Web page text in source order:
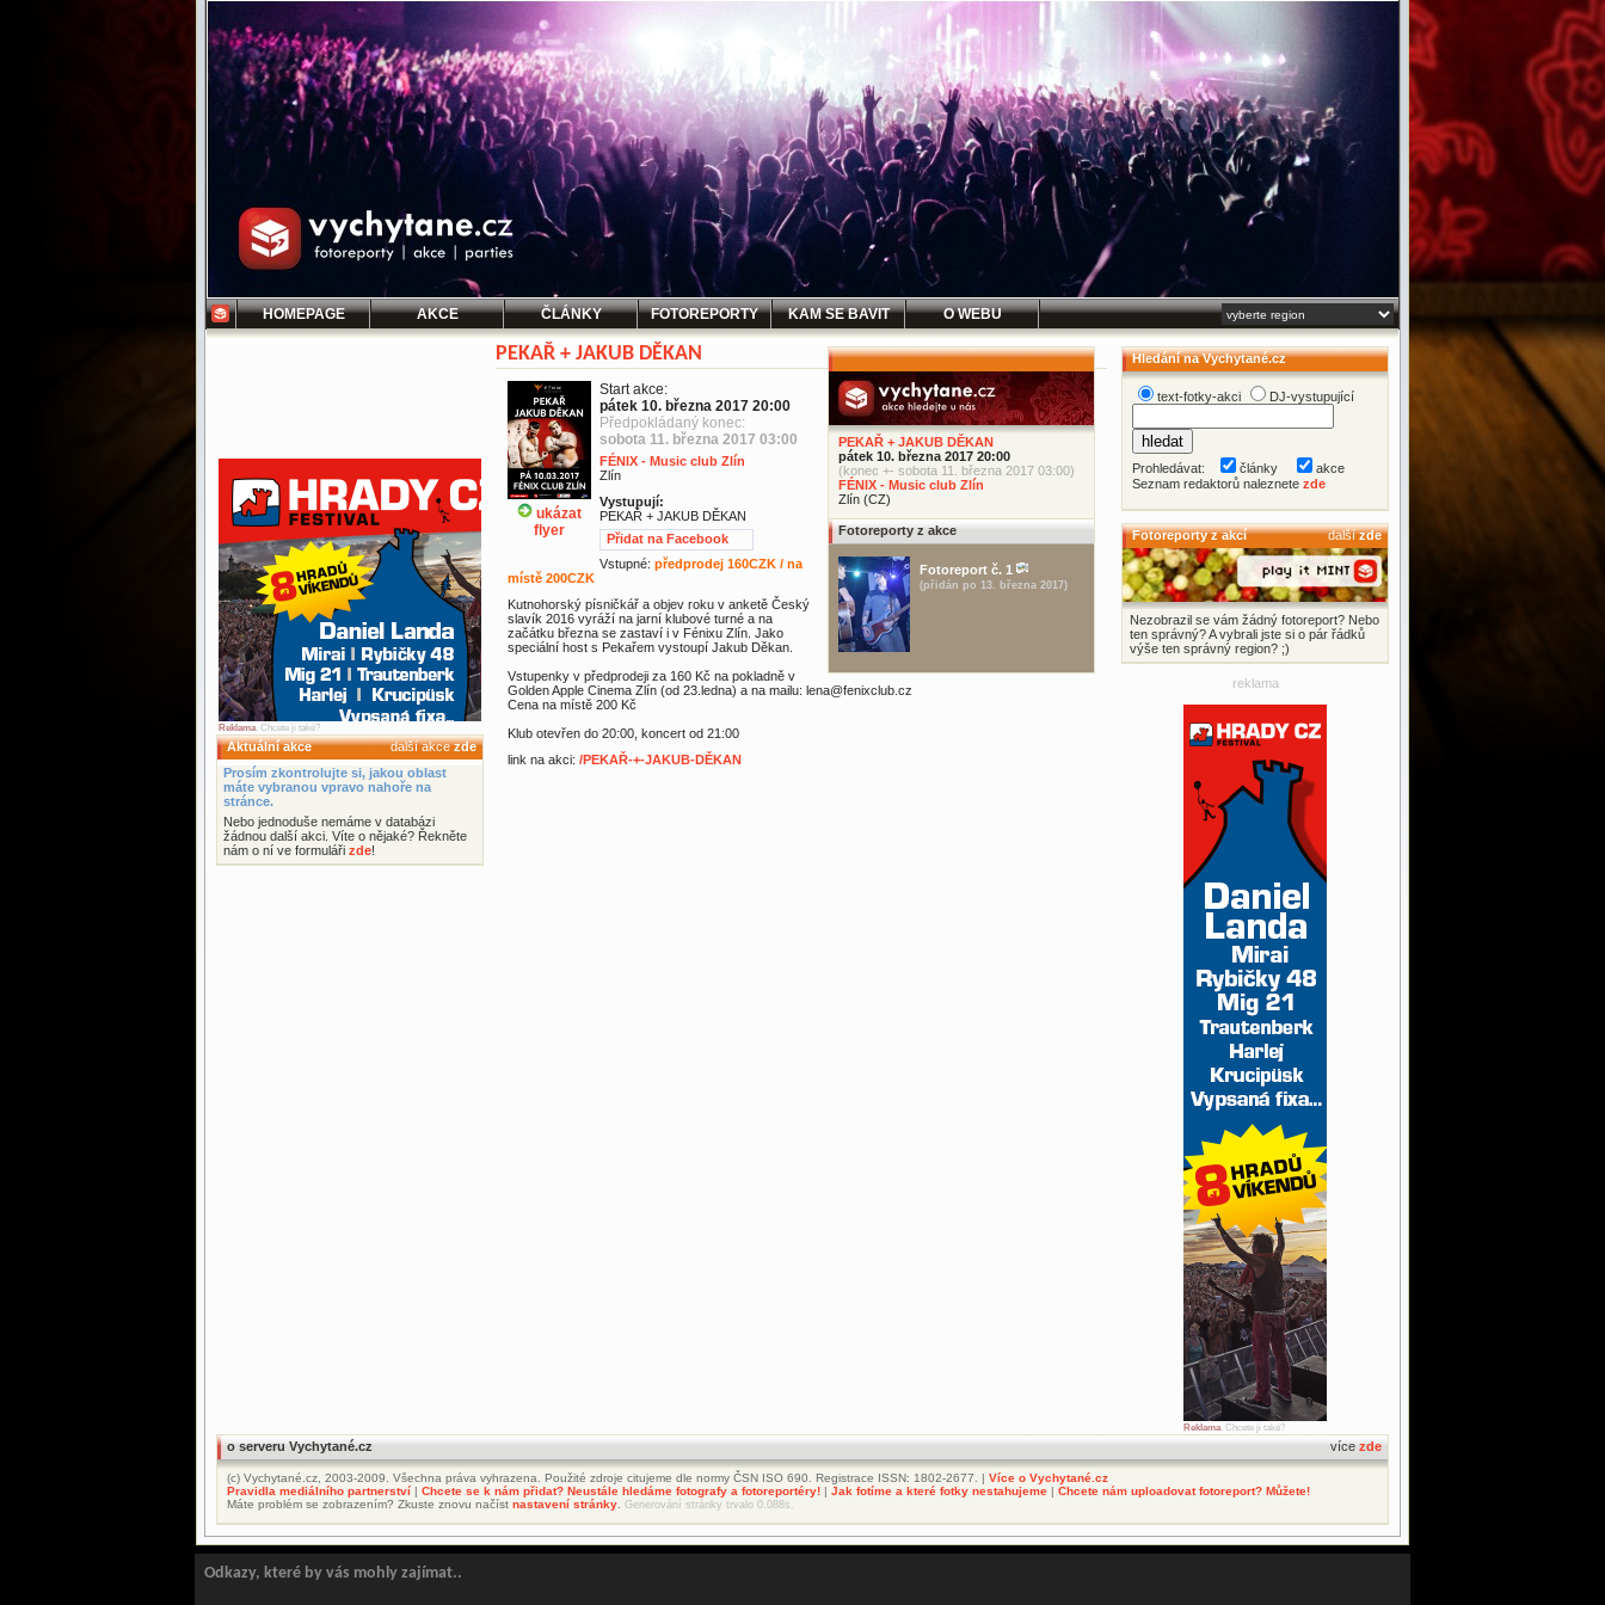
HOMEPAGE AKCE ČLÁNKY FOTOREPORTY KAM SE BAVIT O WEBU
Reklama. Chcete ji také?
Aktuální akce další akcezde
Prosím zkontrolujte si, jakou oblast
máte vybranou vpravo nahoře na
stránce.
Nebo jednoduše nemáme v databázi
žádnou další akci. Víte o nějaké? Řekněte
nám o ní ve formuláři zde!
PEKAŘ + JAKUB DĚKAN
pátek 10. března 2017 20:00
(konec +- sobota 11. března 2017 03:00)
FÉNIX - Music club Zlín
Zlín (CZ)
Fotoreporty z akce
Fotoreport č. 1
(přidán po 13. března 2017)
PEKAŘ + JAKUB DĚKAN
ukázat
flyer
Start akce:
pátek 10. března 2017 20:00
Předpokládaný konec:
sobota 11. března 2017 03:00
FÉNIX - Music club Zlín
Zlín
Vystupují:
PEKAŘ + JAKUB DĚKAN
Přidat na Facebook
Vstupné: předprodej 160CZK / na
místě 200CZK
Kutnohorský písničkář a objev roku v anketě Český
slavík 2016 vyráží na jarní klubové turné a na
začátku března se zastaví i v Fénixu Zlín. Jako
speciální host s Pekařem vystoupí Jakub Děkan.
Vstupenky v předprodeji za 160 Kč na pokladně v
Golden Apple Cinema Zlín (od 23.ledna) a na mailu: lena@fenixclub.cz
Cena na místě 200 Kč
Klub otevřen do 20:00, koncert od 21:00
link na akci: /PEKAŘ-+-JAKUB-DĚKAN
Hledání na Vychytané.cz
text-fotky-akci DJ-vystupující
Prohledávat: články
akce
Seznam redaktorů naleznete zde
Fotoreporty z akcí dalšízde
Nezobrazil se vám žádný fotoreport? Nebo
ten správný? A vybrali jste si o pár řádků
výše ten správný region? ;)
reklama
Reklama. Chcete ji také?
o serveru Vychytané.cz více zde
(c) Vychytané.cz, 2003-2009. Všechna práva vyhrazena. Použité zdroje citujeme dle normy ČSN ISO 690. Registrace ISSN: 1802-2677. | Více o Vychytané.cz
Pravidla mediálního partnerství | Chcete se k nám přidat? Neustále hledáme fotografy a fotoreportéry! | Jak fotíme a které fotky nestahujeme | Chcete nám uploadovat fotoreport? Můžete!
Máte problém se zobrazením? Zkuste znovu načíst nastavení stránky Generování stránky trvalo 0.088s.
Odkazy, které by vás mohly zajímat..